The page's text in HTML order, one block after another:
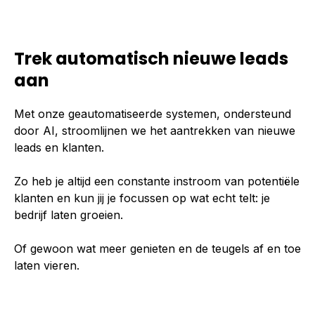
Trek automatisch nieuwe leads
aan
Met onze geautomatiseerde systemen, ondersteund
door AI, stroomlijnen we het aantrekken van nieuwe
leads en klanten.
Zo heb je altijd een constante instroom van potentiële
klanten en kun jij je focussen op wat echt telt: je
bedrijf laten groeien.
Of gewoon wat meer genieten en de teugels af en toe
laten vieren.